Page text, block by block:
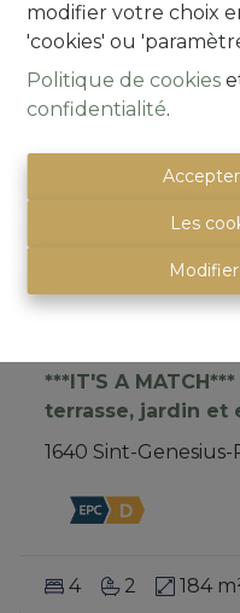
modifier votre choix
'cookies' ou
Politique de cookies
confidentialité.
Les
IT’S A MATCH!
***IT'S A
terrasse, jardin et
1640 Sint-Genesius-
4 2 184